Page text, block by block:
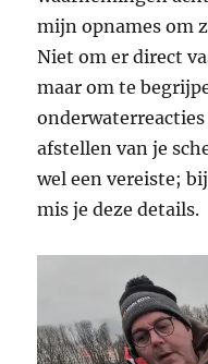
mijn opnames om
Niet om er direct
maar om te
afstellen van je
wel een vereiste;
mis je deze details.